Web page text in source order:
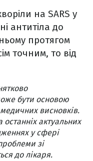
на SARS у
антитіла до
протягом
точним, то від
бути основою
висновків.
останніх актуальних
у сфері
зі
до лікаря.